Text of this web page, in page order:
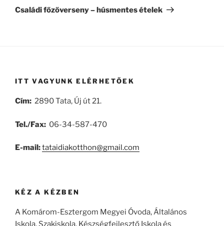
bejegyzés
Családi főzőverseny – húsmentes ételek
ITT VAGYUNK ELÉRHETŐEK
Cím: 2890 Tata, Új út 21.
Tel./Fax: 06-34-587-470
E-mail:tataidiakotthon@gmail.com
KÉZ A KÉZBEN
A Komárom-Esztergom Megyei Óvoda, Általános
Iskola, Szakiskola, Készségfejlesztő Iskola és